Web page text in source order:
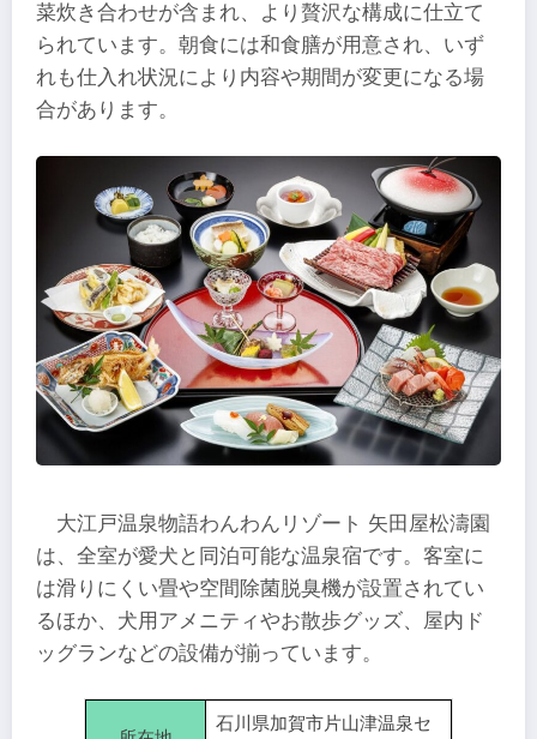
菜炊き合わせが含まれ、より贅沢な構成に仕立て
られています。朝食には和食膳が用意され、いず
れも仕入れ状況により内容や期間が変更になる場
合があります。
大江戸温泉物語わんわんリゾート 矢田屋松濤園
は、全室が愛犬と同泊可能な温泉宿です。客室に
は滑りにくい畳や空間除菌脱臭機が設置されてい
るほか、犬用アメニティやお散歩グッズ、屋内ド
ッグランなどの設備が揃っています。
石川県加賀市片山津温泉セ